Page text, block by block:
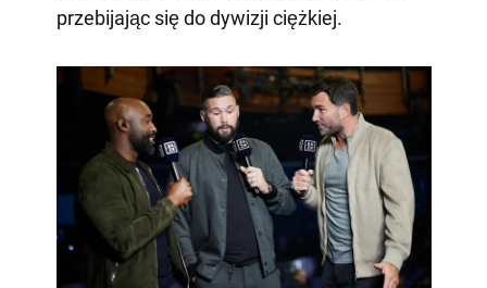
przebijając się do dywizji ciężkiej.